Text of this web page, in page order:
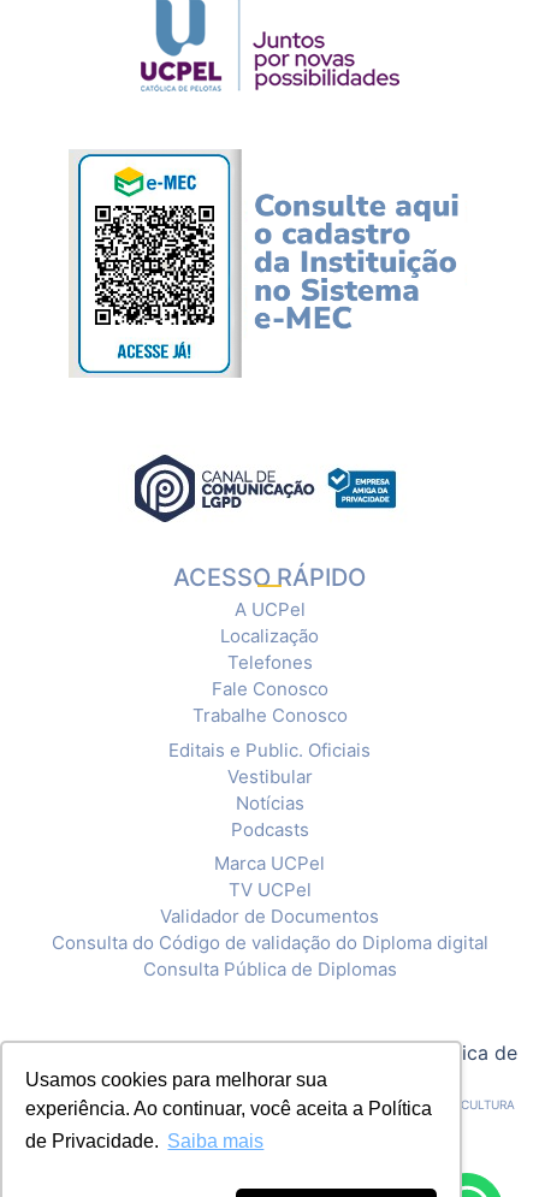
Usamos cookies para melhorar sua
experiência. Ao continuar, você aceita a Política
de Privacidade. Saiba mais
ACESSO RÁPIDO
A UCPel
Localização
Telefones
Fale Conosco
Trabalhe Conosco
Editais e Public. Oficiais
Vestibular
Notícias
Podcasts
Marca UCPel
TV UCPel
Validador de Documentos
Consulta do Código de validação do Diploma digital
Consulta Pública de Diplomas
Política de
Privacidade
CNPJ: 92.238.914/0001-03 - ASSOCIAÇÃO PELOTENSE DE ASSISTÊNCIA E CULTURA